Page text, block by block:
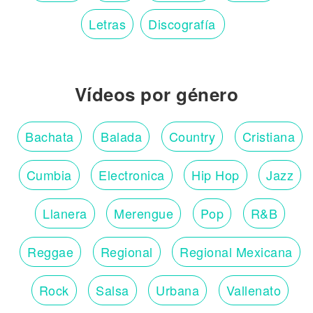
Letras Discografía
Vídeos por género
Bachata Balada Country Cristiana
Cumbia Electronica Hip Hop Jazz
Llanera Merengue Pop R&B
Reggae Regional Regional Mexicana
Rock Salsa Urbana Vallenato